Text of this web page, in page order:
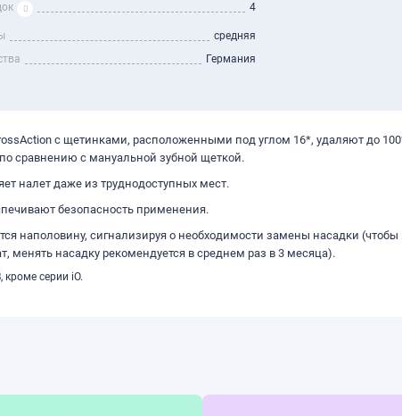
4
средняя
Германия
с щетинками, расположенными под углом 16*, удаляют до
сравнению с мануальной зубной щеткой.
налет даже из труднодоступных мест.
безопасность применения.
наполовину, сигнализируя о необходимости замены насадки (чтобы
менять насадку рекомендуется в среднем раз в 3 месяца).
серии iO.